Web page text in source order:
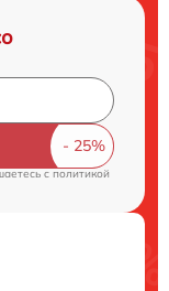
c политикой